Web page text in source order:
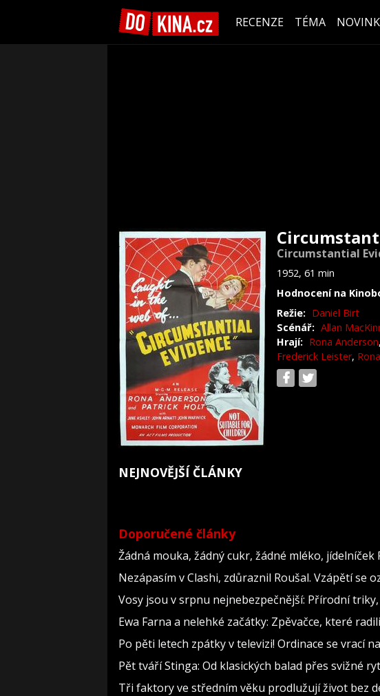
RECENZE TÉMA
Circumstantial
1952, 61 min
Hodnocení na
Režie: Daniel Birt
Scénář: Allan
Hrají: Rona Anderson,
Frederick Leister,
NEJNOVĚJŠÍ ČLÁNKY
Doporučené články
Žádná mouka, žádný cukr, žádné mléko,
Nezápasím v Clashi, zdůraznil Roušal. Vzápětí se
Vosy jsou v srpnu nejnebezpečnější: Přírodní
Ewa Farna a nelehké začátky: Zpěvačce, které
Po pěti letech zpátky v televizi! Ordinace se vrací
Pět tváří Stinga: Od klasických balad přes svižné
Tři faktory ve středním věku prodlužují život bez